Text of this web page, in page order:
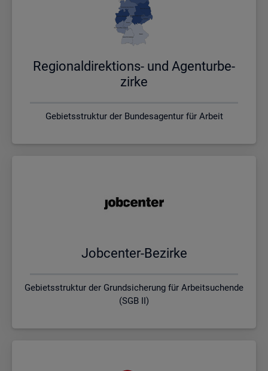
Re­gio­nal­di­rek­ti­ons- und Agen­tur­be­
zir­ke
Gebietsstruktur der Bundesagentur für Arbeit
Job­cen­ter-Be­zir­ke
Gebietsstruktur der Grundsicherung für Arbeitsuchende
(SGB II)